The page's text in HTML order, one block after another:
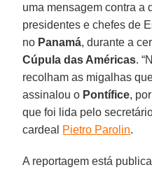
uma mensagem contra a
presidentes e chefes de
no Panamá, durante a
Cúpula das Américas.
recolham as migalhas
assinalou o Pontífice,
que foi lida pelo
cardeal Pietro Parolin.
A reportagem está